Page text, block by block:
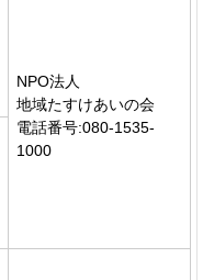
NPO法人
地域たすけあいの会
電話番号:080-1535-
1000